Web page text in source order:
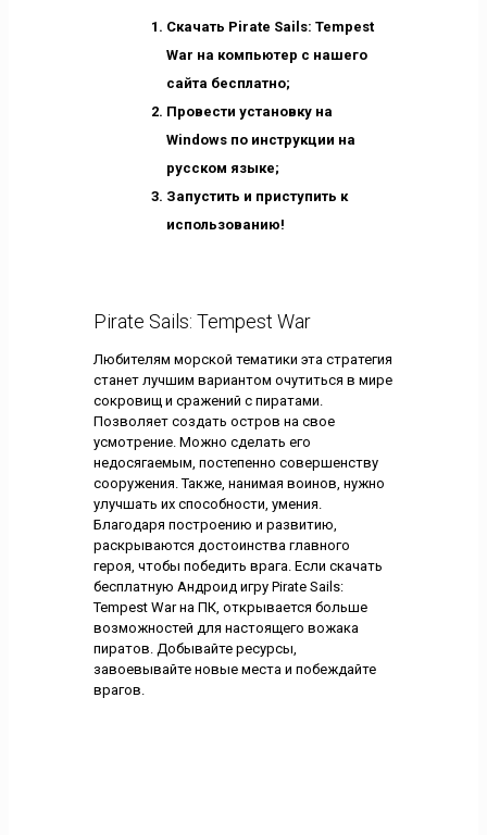
Скачать Pirate Sails: Tempest
War на компьютер с нашего
сайта бесплатно;
Провести установку на
Windows по инструкции на
русском языке;
Запустить и приступить к
использованию!
Pirate Sails: Tempest War
Любителям морской тематики эта стратегия
станет лучшим вариантом очутиться в мире
сокровищ и сражений с пиратами.
Позволяет создать остров на свое
усмотрение. Можно сделать его
недосягаемым, постепенно совершенству
сооружения. Также, нанимая воинов, нужно
улучшать их способности, умения.
Благодаря построению и развитию,
раскрываются достоинства главного
героя, чтобы победить врага. Если скачать
бесплатную Андроид игру Pirate Sails:
Tempest War на ПК, открывается больше
возможностей для настоящего вожака
пиратов. Добывайте ресурсы,
завоевывайте новые места и побеждайте
врагов.